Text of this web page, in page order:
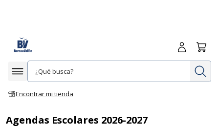
Afficher la navigation
Encontrar mi tienda
Iniciar
Agendas Escolares 2026-2027